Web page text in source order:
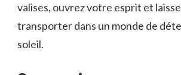
valises, ouvrez votre⁤ esprit et
transporter dans un monde de
soleil.